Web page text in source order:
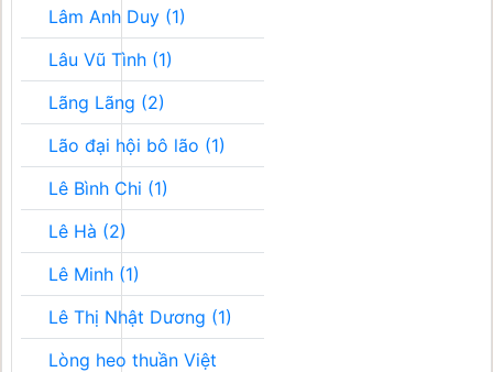
Lâm Anh Duy (1)
Lâu Vũ Tình (1)
Lãng Lãng (2)
Lão đại hội bô lão (1)
Lê Bình Chi (1)
Lê Hà (2)
Lê Minh (1)
Lê Thị Nhật Dương (1)
Lòng heo thuần Việt